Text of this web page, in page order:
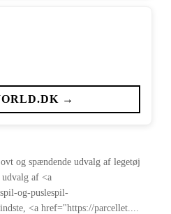
→
og spændende udvalg af legetøj
af <a
og-puslespil-
<a href="https://parcellet....